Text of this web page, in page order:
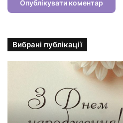
Вибрані публікації